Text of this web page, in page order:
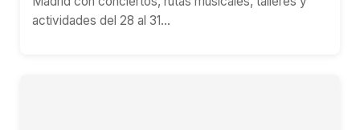
actividades del 28 al 31...